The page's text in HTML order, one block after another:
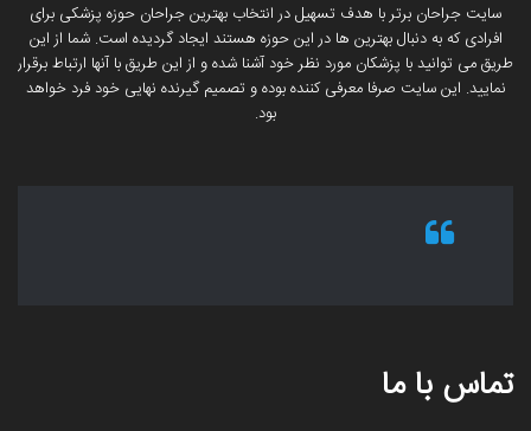
سایت جراحان برتر با هدف تسهیل در انتخاب بهترین جراحان حوزه پزشکی برای
افرادی که به دنبال بهترین ها در این حوزه هستند ایجاد گردیده است. شما از این
طریق می توانید با پزشکان مورد نظر خود آشنا شده و از این طریق با آنها ارتباط برقرار
نمایید. این سایت صرفا معرفی کننده بوده و تصمیم گیرنده نهایی خود فرد خواهد
بود.
تماس با ما